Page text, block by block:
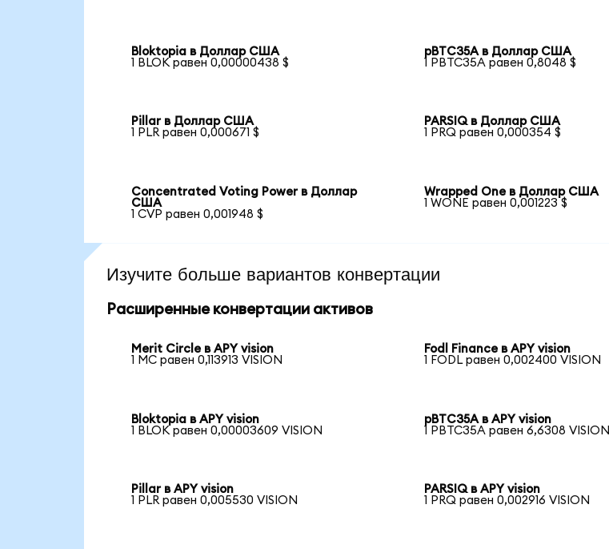
Bloktopia в Доллар США
1 BLOK равен 0,00000438 $
pBTC35A в Доллар США
1 PBTC35A равен 0,8048 $
Pillar в Доллар США
1 PLR равен 0,000671 $
PARSIQ в Доллар США
1 PRQ равен 0,000354 $
Concentrated Voting Power в Доллар
США
1 CVP равен 0,001948 $
Wrapped One в Доллар США
1 WONE равен 0,001223 $
Изучите больше вариантов конвертации
Расширенные конвертации активов
Merit Circle в APY vision
1 MC равен 0,113913 VISION
Fodl Finance в APY vision
1 FODL равен 0,002400 VISION
Bloktopia в APY vision
1 BLOK равен 0,00003609 VISION
pBTC35A в APY vision
1 PBTC35A равен 6,6308 VISION
Pillar в APY vision
1 PLR равен 0,005530 VISION
PARSIQ в APY vision
1 PRQ равен 0,002916 VISION